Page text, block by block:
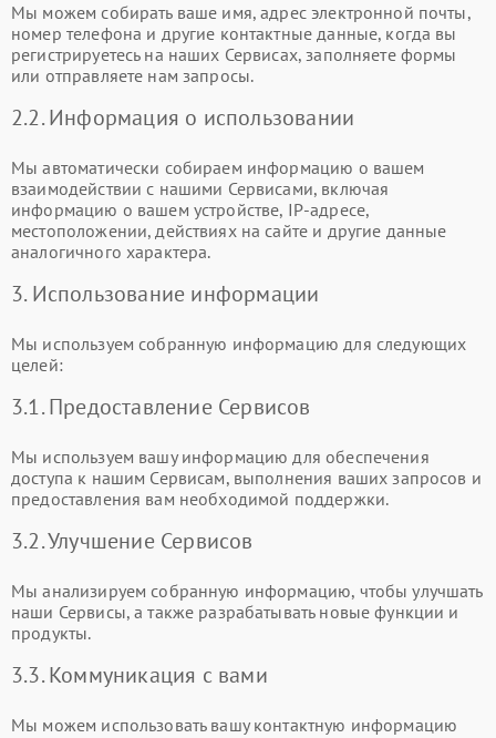
Мы можем собирать ваше имя, адрес электронной почты,
номер телефона и другие контактные данные, когда вы
регистрируетесь на наших Сервисах, заполняете формы
или отправляете нам запросы.
2.2. Информация о использовании
Мы автоматически собираем информацию о вашем
взаимодействии с нашими Сервисами, включая
информацию о вашем устройстве, IP-адресе,
местоположении, действиях на сайте и другие данные
аналогичного характера.
3. Использование информации
Мы используем собранную информацию для следующих
целей:
3.1. Предоставление Сервисов
Мы используем вашу информацию для обеспечения
доступа к нашим Сервисам, выполнения ваших запросов и
предоставления вам необходимой поддержки.
3.2. Улучшение Сервисов
Мы анализируем собранную информацию, чтобы улучшать
наши Сервисы, а также разрабатывать новые функции и
продукты.
3.3. Коммуникация с вами
Мы можем использовать вашу контактную информацию